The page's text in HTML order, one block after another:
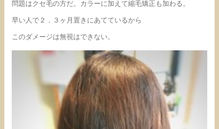
問題はクセ毛の方だ。カラーに加えて縮毛矯正も加わる。
早い人で２．３ヶ月置きにあてているから
このダメージは無視はできない。